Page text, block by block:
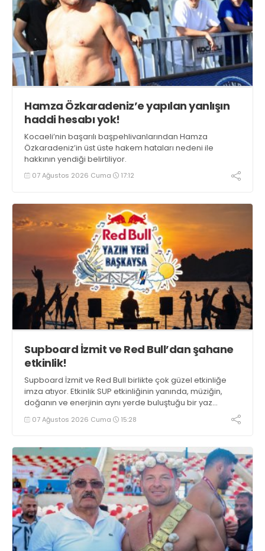
Hamza Özkaradeniz’e yapılan yanlışın
haddi hesabı yok!
Kocaeli’nin başarılı başpehlivanlarından Hamza
Özkaradeniz’in üst üste hakem hataları nedeni ile
hakkının yendiği belirtiliyor.
07 Ağustos 2026 Cuma 17:12
Supboard İzmit ve Red Bull’dan şahane
etkinlik!
Supboard İzmit ve Red Bull birlikte çok güzel etkinliğe
imza atıyor. Etkinlik SUP etkinliğinin yanında, müziğin,
doğanın ve enerjinin aynı yerde buluştuğu bir yaz
deneyimini de buluşturuyor.
07 Ağustos 2026 Cuma 15:28